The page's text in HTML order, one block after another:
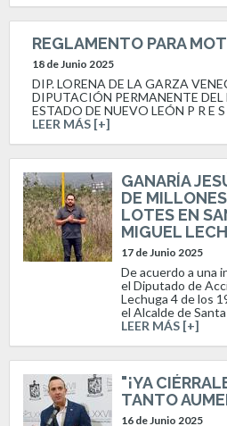
REGLAMENTO PARA
18 de Junio 2025
DIP. LORENA DE LA GARZA
DIPUTACIÓN PERMANENTE DEL
ESTADO DE NUEVO LEÓN P R E S
LEER MÁS [+]
GANARÍA
DE
LOTES EN
MIGUEL
17 de Junio 2025
De acuerdo a una
el Diputado de
Lechuga 4 de los
el Alcalde de
LEER MÁS [+]
"¡YA
TANTO
16 de Junio 2025